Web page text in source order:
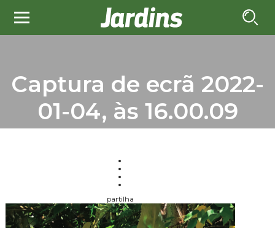
Captura de ecrã 2022-
01-04, às 16.00.09
partilha